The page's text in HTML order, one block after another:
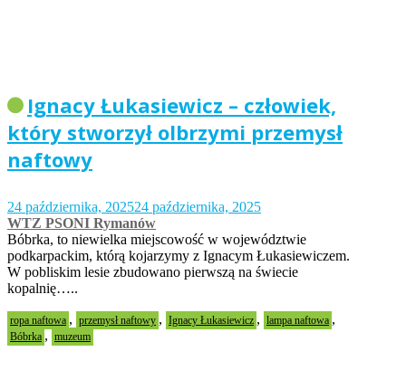
Ignacy Łukasiewicz – człowiek,
który stworzył olbrzymi przemysł
naftowy
24 października, 202524 października, 2025
WTZ PSONI Rymanów
Bóbrka, to niewielka miejscowość w województwie
podkarpackim, którą kojarzymy z Ignacym Łukasiewiczem.
W pobliskim lesie zbudowano pierwszą na świecie
kopalnię…..
ropa naftowa , przemysł naftowy , Ignacy Łukasiewicz , lampa naftowa ,
Bóbrka , muzeum